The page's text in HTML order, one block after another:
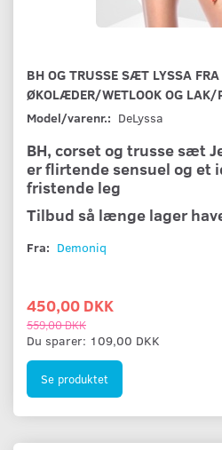
BH OG TRUSSE SÆT LYSSA
ØKOLÆDER/WETLOOK OG LAK/
Model/varenr.: DeLyssa
BH, corset og trusse sæt
er flirtende sensuel og et
fristende leg
Tilbud så længe lager
Fra: Demoniq
450,00 DKK
559,00 DKK
Du sparer: 109,00 DKK
Se produktet